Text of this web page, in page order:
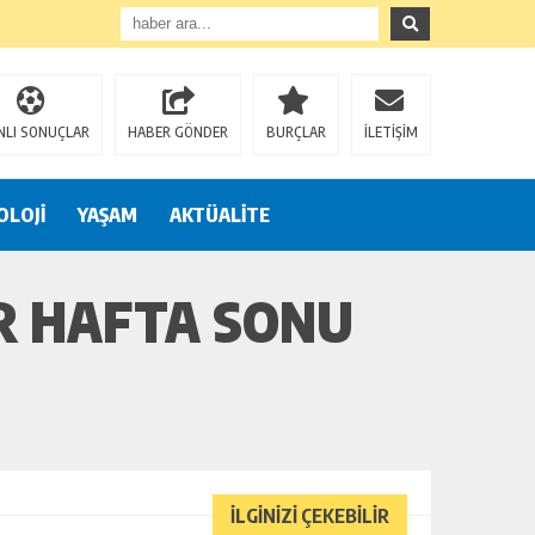
SONUÇLAR HABER GÖNDER BURÇLAR İLETİŞİM
YAŞAM AKTÜALİTE
HAFTA SONU
İLGİNİZİ ÇEKEBİLİR